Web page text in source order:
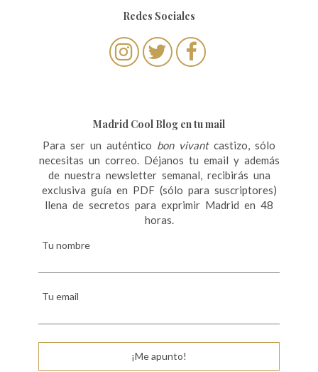
Redes Sociales
Madrid Cool Blog en tu mail
Para ser un auténtico bon vivantcastizo, sólo
necesitas un correo. Déjanos tu email y además
de nuestra newsletter semanal, recibirás una
exclusiva guía en PDF (sólo para suscriptores)
llena de secretos para exprimir Madrid en 48
horas.
Tu nombre
Tu email
¡Me apunto!